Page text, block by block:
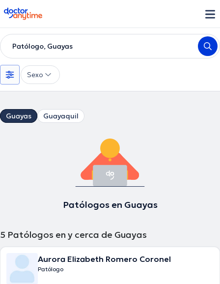
doctoranytime
Patólogo, Guayas
Sexo
Guayas Guayaquil
Patólogos en Guayas
5 Patólogos en y cerca de Guayas
Aurora Elizabeth Romero Coronel
Patólogo